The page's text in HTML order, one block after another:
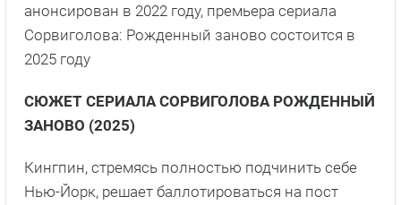
анонсирован в 2022 году, премьера сериала
Сорвиголова: Рожденный заново состоится в
2025 году
СЮЖЕТ СЕРИАЛА СОРВИГОЛОВА РОЖДЕННЫЙ
ЗАНОВО (2025)
Кингпин, стремясь полностью подчинить себе
Нью-Йорк, решает баллотироваться на пост